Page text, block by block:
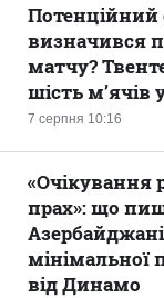
7 серпня 10:16
визначився
матчу?
шість м’ячів
«Очікування
прах»: що
мінімальної
від Динамо